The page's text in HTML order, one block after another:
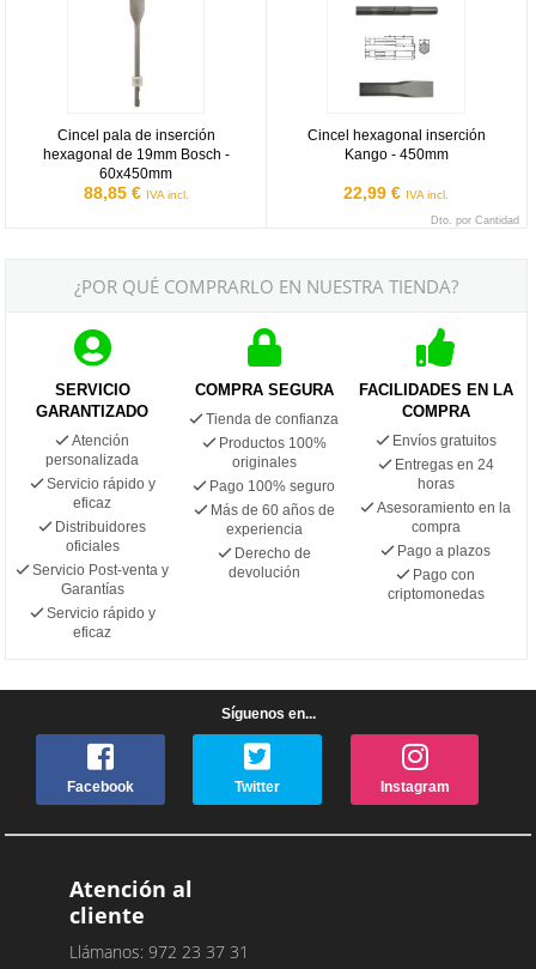
Cincel pala de inserción
hexagonal de 19mm Bosch -
60x450mm
88,85 € IVA incl.
Cincel hexagonal inserción
Kango - 450mm
22,99 € IVA incl.
Dto. por Cantidad
¿POR QUÉ COMPRARLO EN NUESTRA TIENDA?
SERVICIO
GARANTIZADO
Atención
personalizada
Servicio rápido y
eficaz
Distribuidores
oficiales
Servicio Post-venta y
Garantías
Servicio rápido y
eficaz
COMPRA SEGURA
Tienda de confianza
Productos 100%
originales
Pago 100% seguro
Más de 60 años de
experiencia
Derecho de
devolución
FACILIDADES EN LA
COMPRA
Envíos gratuitos
Entregas en 24
horas
Asesoramiento en la
compra
Pago a plazos
Pago con
criptomonedas
Síguenos en...
Facebook Twitter Instagram
Atención al
cliente
Llámanos: 972 23 37 31